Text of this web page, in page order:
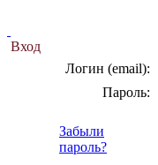
Вход
Логин (email):
Пароль:
Забыли
пароль?